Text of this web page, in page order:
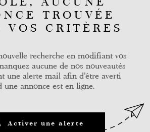
TROUVÉE
VOS CRITÈRES
recherche en modifiant vos
aucune de nos nouveautés
une alerte mail afin d'être averti
une annonce est en ligne.
Activer une alerte